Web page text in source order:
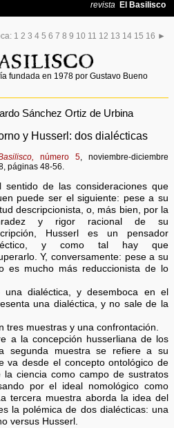
1 2 3 4 5 6 7 8 9 10 11 12 13 14 15 16 ►
fundada en 1978 por Gustavo Bueno
Sánchez Ortiz de Urbina
y Husserl: dos dialécticas
número 5, noviembre-diciembre
páginas 48-56.
sentido de las consideraciones que
puede ser el siguiente: pese a su
descripcionista, o, más bien, por la
y rigor racional de su
Husserl es un pensador
y como tal hay que
Y, conversamente: pese a su
es mucho más reduccionista de lo
una dialéctica, y desemboca en el
una dialéctica, y no sale de la
tres muestras y una confrontación.
a la concepción husserliana de los
segunda muestra se refiere a su
va desde el concepto ontológico de
ciencia como campo de sustratos
por el ideal nomológico como
tercera muestra aborda la idea del
la polémica de dos dialécticas: una
versus Husserl.